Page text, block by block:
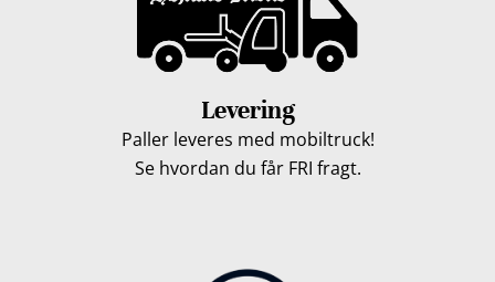
Levering
Paller leveres med mobiltruck!
Se hvordan du får FRI fragt.